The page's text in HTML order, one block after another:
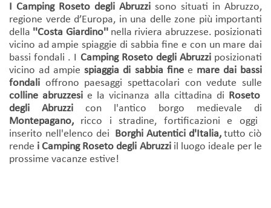
I Camping Roseto degli Abruzzi sono situati in Abruzzo,
regione verde d’Europa, in una delle zone più importanti
della ''Costa Giardino'' nella riviera abruzzese. posizionati
vicino ad ampie spiaggie di sabbia fine e con un mare dai
bassi fondali . I Camping Roseto degli Abruzzi posizionati
vicino ad ampiespiaggia di sabbia finee mare dai bassi
fondali offrono paesaggi spettacolari con vedute sulle
colline abruzzesie la vicinanza alla cittadina di Roseto
degli Abruzzi con l'antico borgo medievale di
Montepagano, ricco i stradine, fortificazioni e oggi
inserito nell'elenco dei Borghi Autentici d'Italia,tutto ciò
rende i Camping Roseto degli Abruzziil luogo ideale per le
prossime vacanze estive!